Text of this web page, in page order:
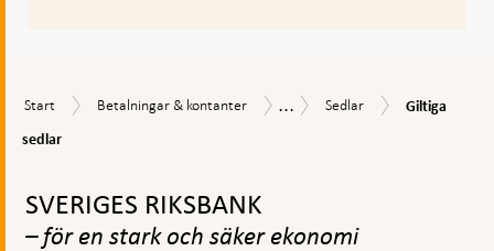
Start
Start
Betalningar
Betalningar & kontanter
Sedlar
... Sedlar
Sedlar
Giltiga
sedlar
Giltiga
sedlar
toppnavigation
SVERIGES RIKSBANK
– för en stark och säker ekonomi